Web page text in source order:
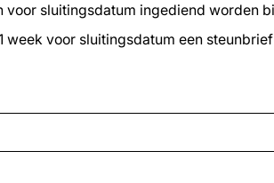
sluitingsdatum ingediend worden
voor sluitingsdatum een